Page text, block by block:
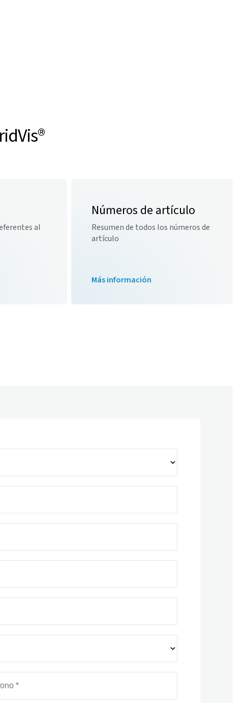
®
al
Números de artículo
Resumen de todos los números de
artículo
Más información